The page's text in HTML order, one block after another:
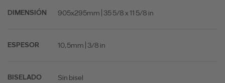
DIMENSIÓN 905x295mm | 35 5/8 x 11 5/8 in
ESPESOR 10,5mm | 3/8 in
BISELADO Sin bisel